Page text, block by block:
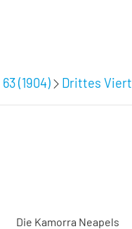
63 (1904) Drittes
Die Kamorra Neapels